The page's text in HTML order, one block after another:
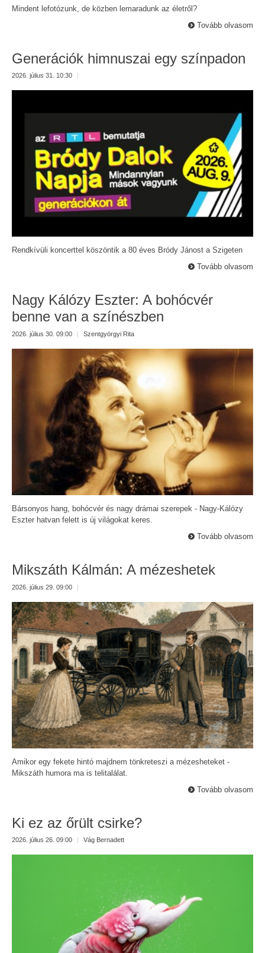
Mindent lefotózunk, de közben lemaradunk az életről?
Tovább olvasom
Generációk himnuszai egy színpadon
2026. július 31. 10:30 |
Rendkívüli koncerttel köszöntik a 80 éves Bródy Jánost a Szigeten
Tovább olvasom
Nagy Kálózy Eszter: A bohócvér
benne van a színészben
2026. július 30. 09:00 | Szentgyörgyi Rita
Bársonyos hang, bohócvér és nagy drámai szerepek - Nagy-Kálózy
Eszter hatvan felett is új világokat keres.
Tovább olvasom
Mikszáth Kálmán: A mézeshetek
2026. július 29. 09:00 |
Amikor egy fekete hintó majdnem tönkreteszi a mézesheteket -
Mikszáth humora ma is telitalálat.
Tovább olvasom
Ki ez az őrült csirke?
2026. július 26. 09:00 Vág Bernadett